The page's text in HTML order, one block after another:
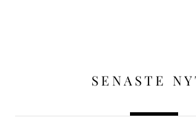
SENASTE